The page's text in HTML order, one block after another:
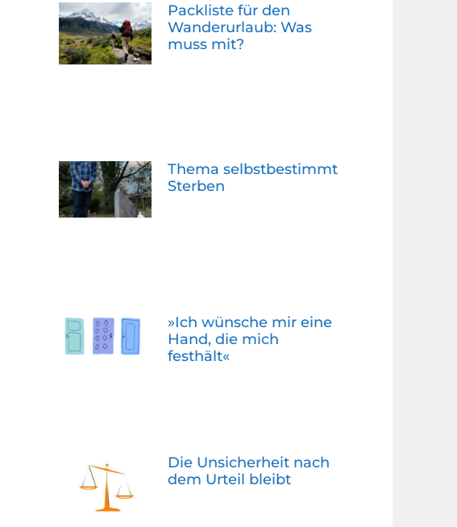
Packliste für den
Wanderurlaub: Was
muss mit?
Thema selbstbestimmt
Sterben
»Ich wünsche mir eine
Hand, die mich
festhält«
Die Unsicherheit nach
dem Urteil bleibt